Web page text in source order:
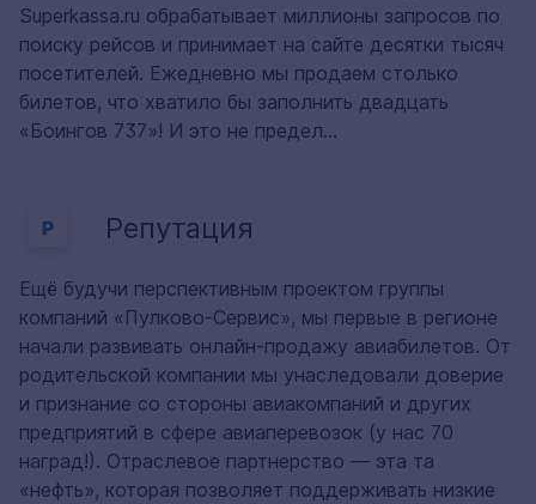
Superkassa.ru обрабатывает миллионы запросов по
поиску рейсов и принимает на сайте десятки тысяч
посетителей. Ежедневно мы продаем столько
билетов, что хватило бы заполнить двадцать
«Боингов 737»! И это не предел…
Репутация
Ещё будучи перспективным проектом группы
компаний «Пулково-Сервис», мы первые в регионе
начали развивать онлайн-продажу авиабилетов. От
родительской компании мы унаследовали доверие
и признание со стороны авиакомпаний и других
предприятий в сфере авиаперевозок (у нас 70
наград!). Отраслевое партнерство — эта та
«нефть», которая позволяет поддерживать низкие